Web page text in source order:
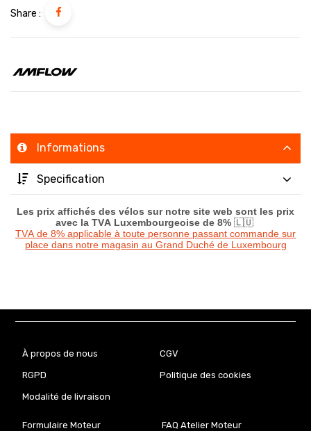
Share :
Informations
Specification
Les prix affichés des vélos sur notre site web sont les prix
avec la TVA Luxembourgeoise de 8% 🇱🇺
TVA de 8% applicable à toute personne passant commande sur
place dans notre magasin au Grand Duché de Luxembourg
À propos de nous CGV
RGPD Politique des cookies
Modalité de livraison
Formulaire Moteur FAQ Atelier Moteur